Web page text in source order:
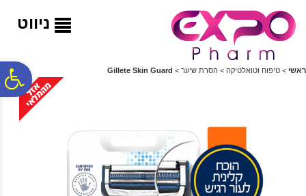
ניווט
ראשי > טיפוח וטואלטיקה > הסרת שיער >
Gillete Skin Guard